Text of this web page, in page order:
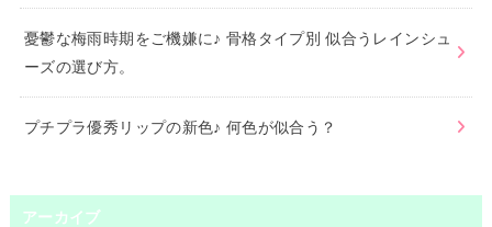
憂鬱な梅雨時期をご機嫌に♪ 骨格タイプ別 似合うレインシュ
ーズの選び方。
プチプラ優秀リップの新色♪ 何色が似合う？
アーカイブ